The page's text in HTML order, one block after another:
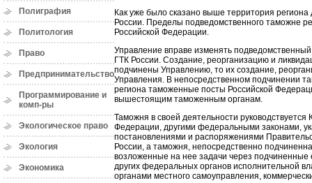
Полиграфия
Политология
Право
Предпринимательство
Программирование и
комп-ры
Экологическое право
Экология
Экономика
Как уже было сказано выше территория
России. Пределы подведомственного таможне
Российской Федерации.
Управление вправе изменять
ГТК России. Создание, реорганизацию и
подчинены Управлению, то их создание,
Управления. В непосредственном подчинении
региона таможенные посты Российской
вышестоящим таможенным органам.
Таможня в своей деятельности
Федерации, другими федеральными законами,
постановлениями и распоряжениями
России, а таможня, непосредственно
возложенные на нее задачи через
других федеральных органов исполнительной
органами местного самоуправления,